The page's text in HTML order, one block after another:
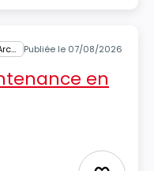
BTP / Matériaux de construction / Architecture Publiée le 07/08/2026
en